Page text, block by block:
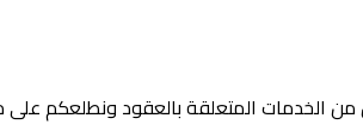
الخدمات المتعلقة بالعقود ونطلعكم على